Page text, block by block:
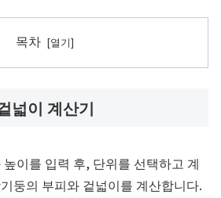
목차
넓이 계산기
이를 입력 후, 단위를 선택하고 계
둥의 부피와 겉넓이를 계산합니다.